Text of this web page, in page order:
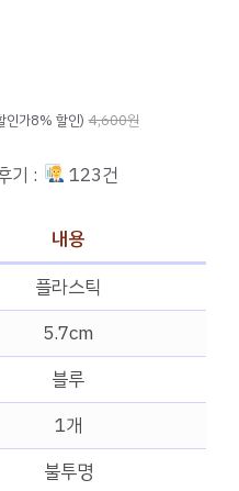
인가8% 할인) 4,600원
기 : 123건
내용
플라스틱
5.7cm
블루
1개
불투명